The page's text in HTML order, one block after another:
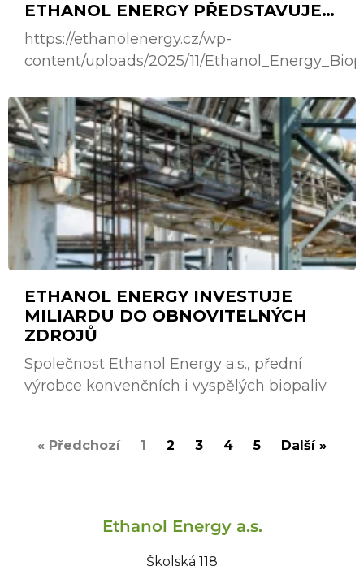
ETHANOL ENERGY PŘEDSTAVUJE…
https://ethanolenergy.cz/wp-
content/uploads/2025/11/
ETHANOL ENERGY INVESTUJE
MILIARDU DO OBNOVITELNÝCH
ZDROJŮ
Společnost Ethanol Energy a.s., přední
výrobce konvenčních i vyspělých biopaliv
« Předchozí 1 2 3 4 5 Další »
Ethanol Energy a.s.
Školská 118